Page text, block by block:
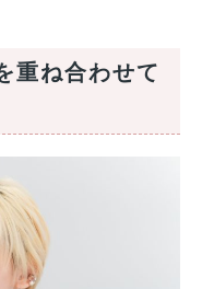
重ね合わせて